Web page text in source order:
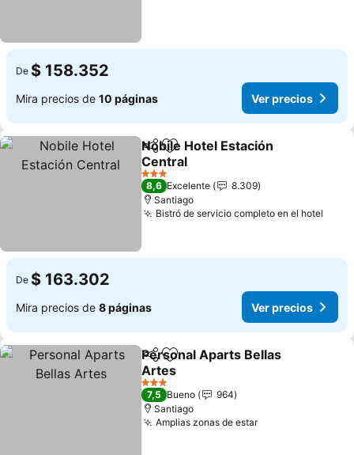
De $ 158.352
Mira precios de 10 páginas Ver precios
CompartirAgregar a favoritos
Nobile Hotel Estación
Central
3 Estrellas
8,6 Excelente
8.309
Santiago
Bistró de servicio completo en el hotel
De $ 163.302
Mira precios de 8 páginas Ver precios
CompartirAgregar a favoritos
Personal Aparts Bellas
Artes
3 Estrellas
7,5 Bueno
964
Santiago
Amplias zonas de estar